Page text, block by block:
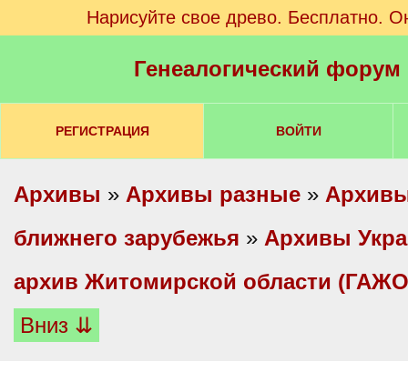
Нарисуйте свое древо. Бесплатно.
Генеалогический
РЕГИСТРАЦИЯ ВОЙТИ
Архивы » Архивы разные »
ближнего зарубежья » Архивы
архив Житомирской области
Вниз ⇊